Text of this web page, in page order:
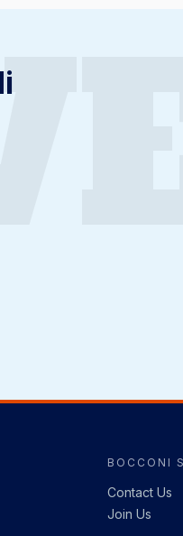
BOCCONI
Contact Us
Join Us